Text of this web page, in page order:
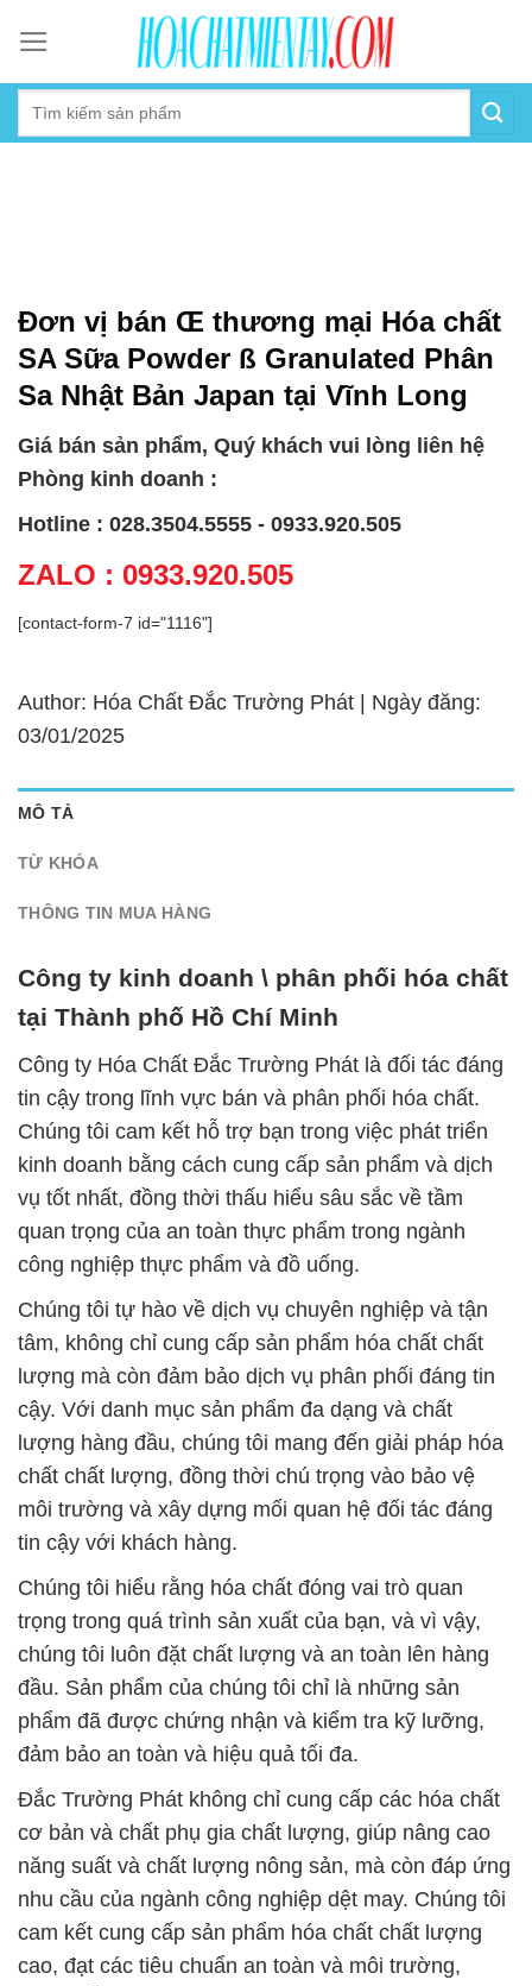
content
Đơn vị bán Œ thương mại Hóa chất
SA Sữa Powder ß Granulated Phân
Sa Nhật Bản Japan tại Vĩnh Long
Giá bán sản phẩm, Quý khách vui lòng liên hệ
Phòng kinh doanh :
Hotline : 028.3504.5555 - 0933.920.505
ZALO : 0933.920.505
[contact-form-7 id="1116"]
Author: Hóa Chất Đắc Trường Phát | Ngày đăng:
03/01/2025
MÔ TẢ
TỪ KHÓA
THÔNG TIN MUA HÀNG
Công ty kinh doanh \ phân phối hóa chất
tại Thành phố Hồ Chí Minh
Công ty Hóa Chất Đắc Trường Phát là đối tác đáng
tin cậy trong lĩnh vực bán và phân phối hóa chất.
Chúng tôi cam kết hỗ trợ bạn trong việc phát triển
kinh doanh bằng cách cung cấp sản phẩm và dịch
vụ tốt nhất, đồng thời thấu hiểu sâu sắc về tầm
quan trọng của an toàn thực phẩm trong ngành
công nghiệp thực phẩm và đồ uống.
Chúng tôi tự hào về dịch vụ chuyên nghiệp và tận
tâm, không chỉ cung cấp sản phẩm hóa chất chất
lượng mà còn đảm bảo dịch vụ phân phối đáng tin
cậy. Với danh mục sản phẩm đa dạng và chất
lượng hàng đầu, chúng tôi mang đến giải pháp hóa
chất chất lượng, đồng thời chú trọng vào bảo vệ
môi trường và xây dựng mối quan hệ đối tác đáng
tin cậy với khách hàng.
Chúng tôi hiểu rằng hóa chất đóng vai trò quan
trọng trong quá trình sản xuất của bạn, và vì vậy,
chúng tôi luôn đặt chất lượng và an toàn lên hàng
đầu. Sản phẩm của chúng tôi chỉ là những sản
phẩm đã được chứng nhận và kiểm tra kỹ lưỡng,
đảm bảo an toàn và hiệu quả tối đa.
Đắc Trường Phát không chỉ cung cấp các hóa chất
cơ bản và chất phụ gia chất lượng, giúp nâng cao
năng suất và chất lượng nông sản, mà còn đáp ứng
nhu cầu của ngành công nghiệp dệt may. Chúng tôi
cam kết cung cấp sản phẩm hóa chất chất lượng
cao, đạt các tiêu chuẩn an toàn và môi trường,